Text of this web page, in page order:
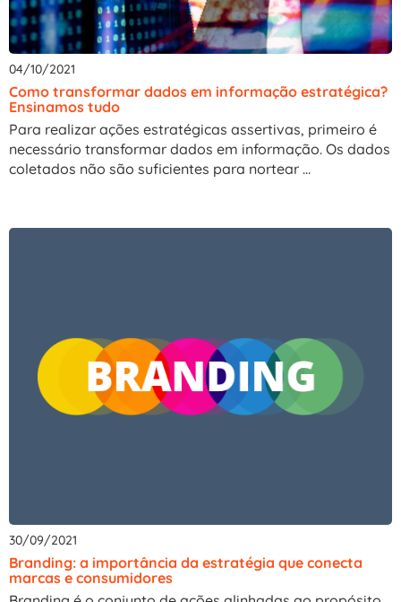
04/10/2021
Como transformar dados em informação estratégica?
Ensinamos tudo
Para realizar ações estratégicas assertivas, primeiro é
necessário transformar dados em informação. Os dados
coletados não são suficientes para nortear ...
30/09/2021
Branding: a importância da estratégia que conecta
marcas e consumidores